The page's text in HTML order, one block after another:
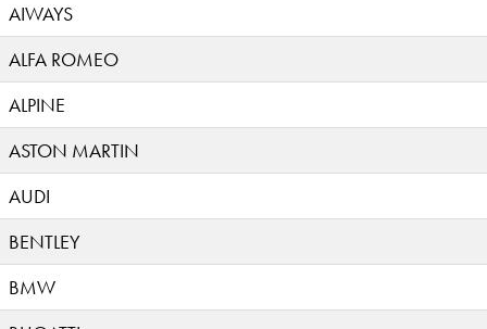
AIWAYS
ALFA ROMEO
ALPINE
ASTON MARTIN
AUDI
BENTLEY
BMW